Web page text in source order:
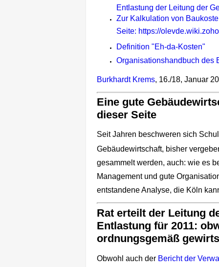
Entlastung der Leitung der
Zur Kalkulation von
Seite: https://
Definition "Eh-da-Kosten"
Organisationshandbuch des
Burkhardt Krems, 16./18, Januar
Eine gute
dieser Seite
Seit Jahren beschweren sich
Gebäudewirtschaft, bisher
gesammelt werden, auch: wie es
Management und gute
entstandene Analyse, die Köln
Rat erteilt der Leitung
Entlastung für 2011:
ordnungsgemäß
Obwohl auch der Bericht der